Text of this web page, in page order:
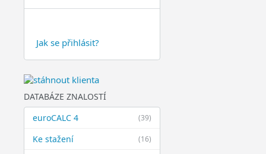
Jak se přihlásit?
DATABÁZE ZNALOSTÍ
(39)
euroCALC 4
(16)
Ke stažení